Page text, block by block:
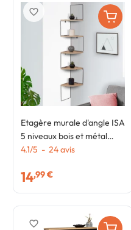
Etagère murale d'angle ISA
5 niveaux bois et métal
design industriel
4.1/5 - 24avis
14,99 €
favorite_border
favorite_border